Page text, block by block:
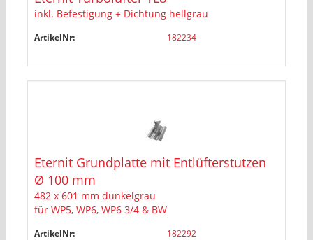
inkl. Befestigung + Dichtung hellgrau
ArtikelNr: 182234
Eternit Grundplatte mit Entlüfterstutzen
Ø 100 mm
482 x 601 mm dunkelgrau
für WP5, WP6, WP6 3/4 & BW
ArtikelNr: 182292